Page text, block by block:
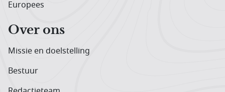
Europees
Over ons
Missie en doelstelling
Bestuur